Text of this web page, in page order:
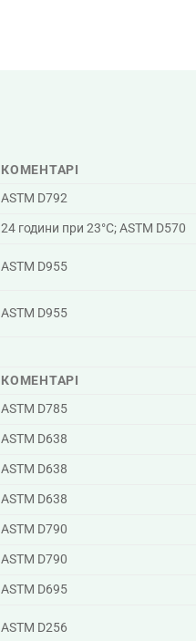
КОМЕНТАРІ
ASTM D792
24 години при 23°C; ASTM D570
ASTM D955
ASTM D955
КОМЕНТАРІ
ASTM D785
ASTM D638
ASTM D638
ASTM D638
ASTM D790
ASTM D790
ASTM D695
ASTM D256